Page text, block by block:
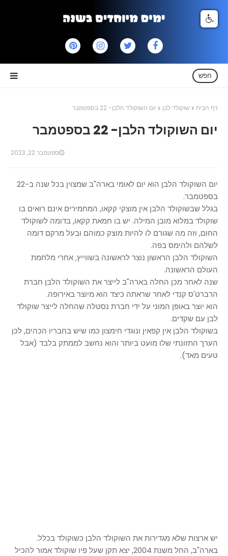
חפש
דף הבית שוקולד לבן יום השוקולד הלבן- 22 בספטמבר
יום השוקולד הלבן- 22 בספטמבר
ספטמבר 22, 2023
יום השוקולד הלבן הוא יום לאומי בארה"ב שמצוין בכל שנה ב-22
בספטמבר.
בגלל שבשוקולד הלבן אין מוצקי קקאו, המחמירים אינם רואים בו
שוקולד במלוא מובן המילה. יש בו חמאת קקאו, בדומה לשוקולד
החום, וזה מה שגורם לו להיות מוצק כמוהם ובעל מרקם דומה
לשלהם ולהימס בפה.
השוקולד הלבן הראשון נוצר לראשונה בשווייץ, אחרי מלחמת
העולם הראשונה.
שנה לאחר מכן החלה בארה"ב לייצר את השוקולד הלבן חברת
הרברט'ס קנדי לאחר שראתה כיצד הוא מיוצר באירופה.
הוא יוצר באופן המוני על ידי חברת נסטלה שהחלה לייצר שוקולד
לבן עם שקדים.
בשוקולד הלבן אין קפאין ונוגדי חימצון כמו שיש בחבריו הכהים, לכן
הערך התזונתי שלו מועט ביותר והוא נחשב לממתק בלבד (אבל
טעים מאד).
יש ארצות שלא מגדירות את השוקולד הלבן כשוקולד בכלל.
בארה"ב, החל משנת 2004, יצא תקן שעל פיו שוקולד אמור להכיל